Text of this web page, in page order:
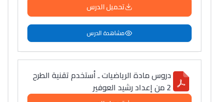
تحميل الدرس
مشاهدة الدرس
دروس مادة الرياضيات ـ أستخدم تقنية الطرح
2 من إعداد رشيد العوفير